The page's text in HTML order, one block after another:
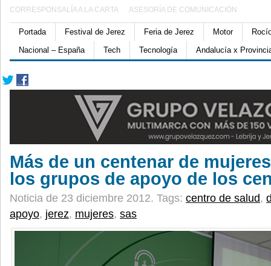
CORRESPONSALÍA A LA CARTA ASESORÍA DE COMUNICACIÓN
Portada Festival de Jerez Feria de Jerez Motor
Nacional – España
Tech Tecnología Andalucía x
Más de un centenar de
los grupos de apoyo de los
Noticia de 23 diciembre 2012. Tags: centro de salud,
apoyo, jerez, mujeres, sas